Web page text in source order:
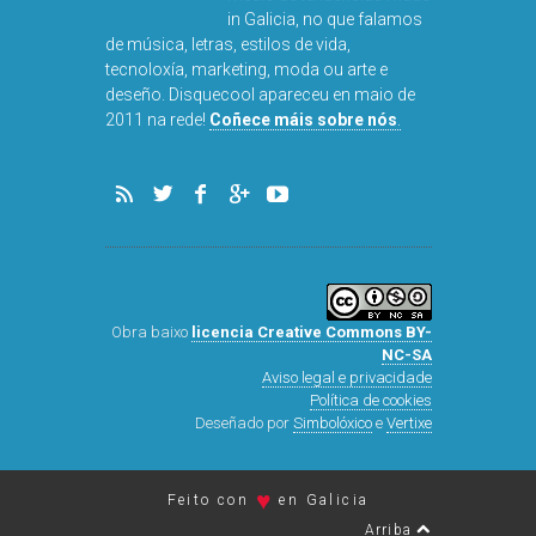
in Galicia, no que falamos
de música, letras, estilos de vida,
tecnoloxía, marketing, moda ou arte e
deseño. Disquecool apareceu en maio de
2011 na rede! Coñece máis sobre nós
Obra baixo licencia Creative Commons BY-
NC-SA
Aviso legal e privacidade
Política de cookies
Deseñado por Simbolóxicoe Vertixe
Feito con ♥ en Galicia
Arriba